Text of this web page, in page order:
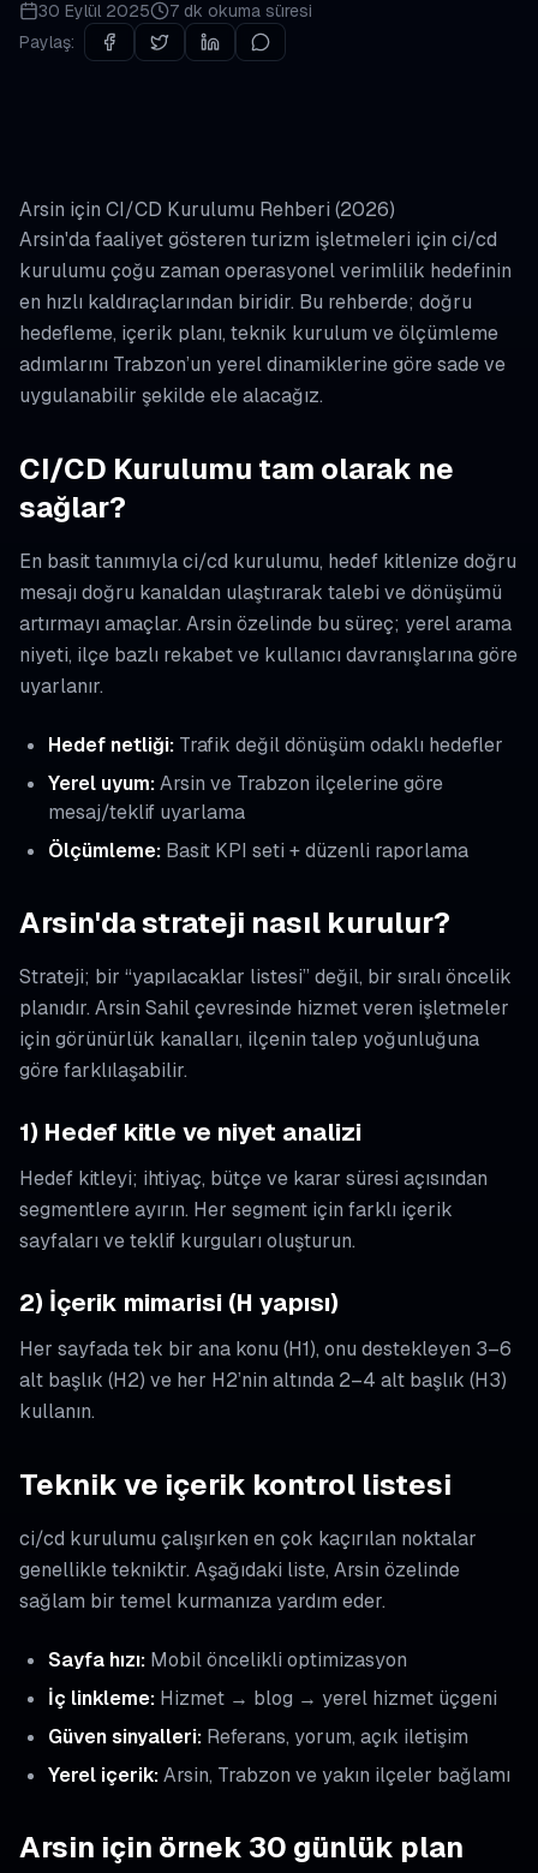
30 Eylül 2025 7 dk okuma süresi
Paylaş:
Arsin için CI/CD Kurulumu Rehberi (2026)
Arsin'da faaliyet gösteren turizm işletmeleri için ci/cd
kurulumu çoğu zaman operasyonel verimlilik hedefinin
en hızlı kaldıraçlarından biridir. Bu rehberde; doğru
hedefleme, içerik planı, teknik kurulum ve ölçümleme
adımlarını Trabzon’un yerel dinamiklerine göre sade ve
uygulanabilir şekilde ele alacağız.
CI/CD Kurulumu tam olarak ne
sağlar?
En basit tanımıyla ci/cd kurulumu, hedef kitlenize doğru
mesajı doğru kanaldan ulaştırarak talebi ve dönüşümü
artırmayı amaçlar. Arsin özelinde bu süreç; yerel arama
niyeti, ilçe bazlı rekabet ve kullanıcı davranışlarına göre
uyarlanır.
Hedef netliği: Trafik değil dönüşüm odaklı hedefler
Yerel uyum:Arsin ve Trabzon ilçelerine göre
mesaj/teklif uyarlama
Ölçümleme: Basit KPI seti + düzenli raporlama
Arsin'da strateji nasıl kurulur?
Strateji; bir “yapılacaklar listesi” değil, bir sıralı öncelik
planıdır. Arsin Sahil çevresinde hizmet veren işletmeler
için görünürlük kanalları, ilçenin talep yoğunluğuna
göre farklılaşabilir.
1) Hedef kitle ve niyet analizi
Hedef kitleyi; ihtiyaç, bütçe ve karar süresi açısından
segmentlere ayırın. Her segment için farklı içerik
sayfaları ve teklif kurguları oluşturun.
2) İçerik mimarisi (H yapısı)
Her sayfada tek bir ana konu (H1), onu destekleyen 3–6
alt başlık (H2) ve her H2’nin altında 2–4 alt başlık (H3)
kullanın.
Teknik ve içerik kontrol listesi
ci/cd kurulumu çalışırken en çok kaçırılan noktalar
genellikle tekniktir. Aşağıdaki liste, Arsin özelinde
sağlam bir temel kurmanıza yardım eder.
Sayfa hızı: Mobil öncelikli optimizasyon
İç linkleme: Hizmet → blog → yerel hizmet üçgeni
Güven sinyalleri: Referans, yorum, açık iletişim
Yerel içerik:Arsin, Trabzon ve yakın ilçeler bağlamı
Arsin için örnek 30 günlük plan